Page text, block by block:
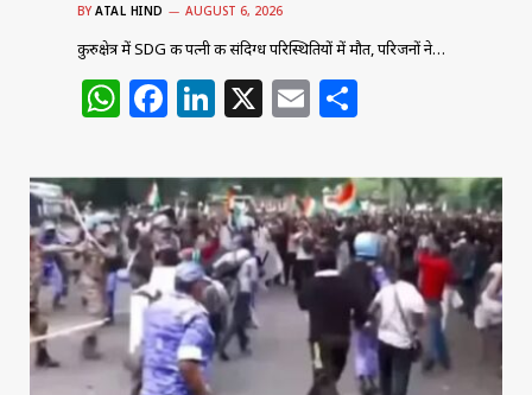
BY ATAL HIND AUGUST 6, 2026
कुरुक्षेत्र में SDG की पत्नी की संदिग्ध परिस्थितियों में मौत, परिजनों ने…
W
at
s
A
p
p
F
c
e
b
o
o
k
Li
k
e
dI
n
X E
ai
l
ar
e